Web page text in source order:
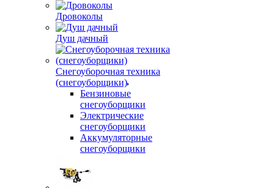
Дровоколы
Душ дачный
Снегоуборочная техника
(снегоуборщики)
Бензиновые
снегоуборщики
Электрические
снегоуборщики
Аккумуляторные
снегоуборщики